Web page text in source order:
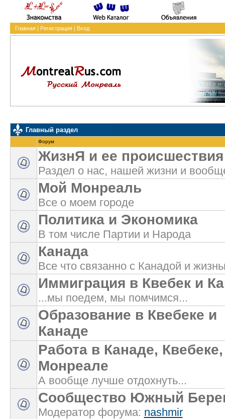
Главная| Регистрация| Вход
Главный раздел
Форум
ЖизнЯ и ее проиcшествия
Раздел о нас, нашей жизни и
Мой Монреаль
Все о моем городе
Политика и Экономика
В том числе Партии и Народа
Канада
Все что связанно с Канадой и
Иммиграция в Квебек и
...мы поедем, мы помчимся...
Образование в Квебеке и
Канаде
Работа в Канаде, Квебеке,
Монреале
А вообще лучше отдохнуть...
Сообщество Южный
Модератор форума: nashmir